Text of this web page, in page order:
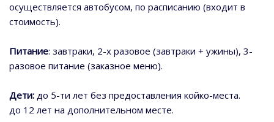
осуществляется автобусом, по расписанию (входит в
стоимость).
Питание: завтраки, 2-х разовое (завтраки + ужины), 3-
разовое питание (заказное меню).
Дети: до 5-ти лет без предоставления койко-места.
до 12 лет на дополнительном месте.